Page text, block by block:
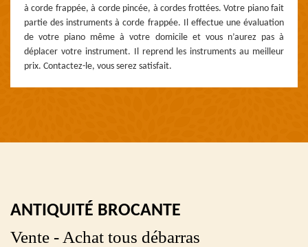
à corde frappée, à corde pincée, à cordes frottées. Votre piano fait
partie des instruments à corde frappée. Il effectue une évaluation
de votre piano même à votre domicile et vous n’aurez pas à
déplacer votre instrument. Il reprend les instruments au meilleur
prix. Contactez-le, vous serez satisfait.
ANTIQUITÉ BROCANTE
Vente - Achat tous débarras